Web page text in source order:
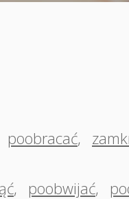
poobracać,
, poobwijać,